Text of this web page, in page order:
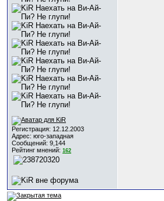
Регистрация: 12.12.2003
Адрес: юго-западная
Сообщений: 9,144
Рейтинг мнений: 162